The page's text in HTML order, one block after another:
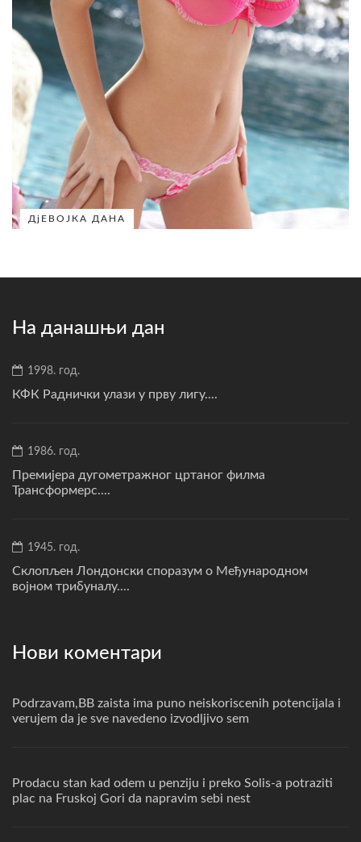
ДјЕВОЈКА ДАНА
На данашњи дан
1998. год.
КФК Раднички улази у прву лигу....
1986. год.
Премијера дугометражног цртаног филма
Трансформерс....
1945. год.
Склопљен Лондонски споразум о Међународном
војном трибуналу....
Нови коментари
Podrzavam,BB zaista ima puno neiskoriscenih potencijala i
verujem da je sve navedeno izvodljivo sem
Prodacu stan kad odem u penziju i preko Solis-a potraziti
plac na Fruskoj Gori da napravim sebi nest